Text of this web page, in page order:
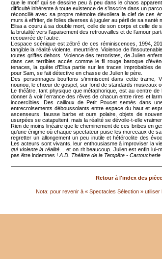
que le motif qui se dessine peu à peu dans le chaos
difficulté inhérente à toute existence de s’inscrire dans un
réconcilié avec sa propre mémoire dévoilera la clef de ces
murs à effriter, de folies diverses à juguler au péril de sa santé
Elisa a couru à sa double mort, celle de son corps et celle de
la brutalité vers l’apaisement des retrouvailles et de l’amour
recouvrée de l’autre.
L’espace scénique est zébré de ces réminiscences, 1994,
tangible la réalité violente, meurtrière. Violence de
toutes griffes dehors. Violence des terroristes, de Julien
dans ces terribles accès comme le fil rouge baroque
tenaces, la quête d’Elisa partie sur les traces improbables
pour Sam, se fait détective en chasse de Julien le père.
Des personnages bouffons s’immiscent dans cette trame,
nounou, le chœur de gospel, sur fond de standards musicaux
Le théâtre, tant physique que métaphorique, est au centre
donner à voir l’errance des rêves de chacun entre rires et
incoercibles. Des cailloux de Petit Poucet semés dans
entrecroisements déboussolants entre espace du haut et
ascenseurs, fausse barbe et ours polaire, objets de
usurpées se catapultent, mais la réalité se dévoile-t-elle
Rien de moins linéaire que le cheminement de ces bribes en
qu’une énigme où chaque spectateur puise les morceaux de
regretter un allongement un peu inutile et hétéroclite des
Les acteurs sont vivants, leur enthousiasme à improviser la
qui violente la réalité… et on rit beaucoup. Julien est enfin lui-
pas être indemnes ! A.D. Théâtre de la Tempête - Cartoucherie
Retour à l'index des
Nota: pour revenir à « Spectacles Sélection »